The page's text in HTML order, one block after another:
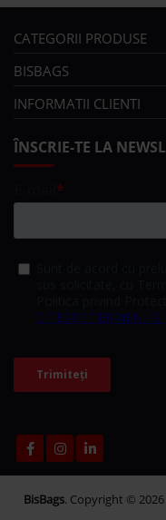
CATEGORII PRODUSE
BISBAGS
INFORMATII CLIENTI
ÎNSCRIE-TE LA
BisBags. Copyright ©